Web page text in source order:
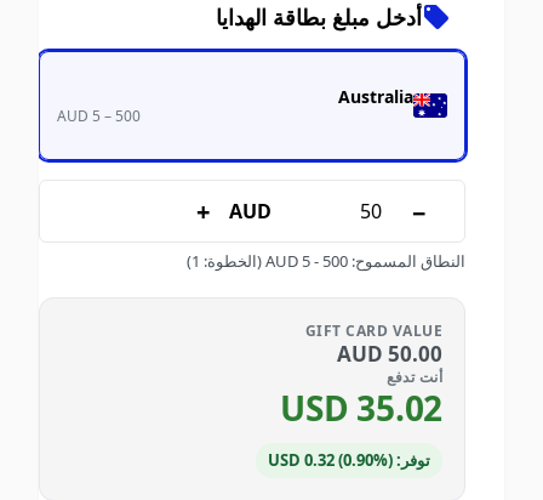
أدخل مبلغ بطاقة الهدايا
Australia
AUD 5 – 500
AUD
+
النطاق المسموح:
AUD5- 500 (الخطوة: 1)
GIFT CARD VALUE
AUD 50.00
أنت تدفع
USD35.02
توفر: USD 0.32 (0.90%)